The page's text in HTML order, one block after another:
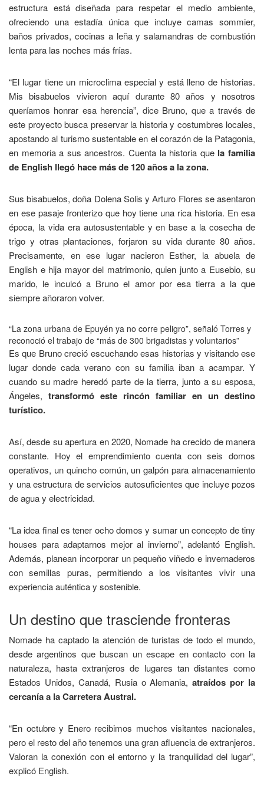
estructura está diseñada para respetar el medio ambiente,
ofreciendo una estadía única que incluye camas sommier,
baños privados, cocinas a leña y salamandras de combustión
lenta para las noches más frías.
“El lugar tiene un microclima especial y está lleno de historias.
Mis bisabuelos vivieron aquí durante 80 años y nosotros
queríamos honrar esa herencia”, dice Bruno, que a través de
este proyecto busca preservar la historia y costumbres locales,
apostando al turismo sustentable en el corazón de la Patagonia,
en memoria a sus ancestros. Cuenta la historia que la familia
de English llegó hace más de 120 años a la zona.
Sus bisabuelos, doña Dolena Solis y Arturo Flores se asentaron
en ese pasaje fronterizo que hoy tiene una rica historia. En esa
época, la vida era autosustentable y en base a la cosecha de
trigo y otras plantaciones, forjaron su vida durante 80 años.
Precisamente, en ese lugar nacieron Esther, la abuela de
English e hija mayor del matrimonio, quien junto a Eusebio, su
marido, le inculcó a Bruno el amor por esa tierra a la que
siempre añoraron volver.
“La zona urbana de Epuyén ya no corre peligro”, señaló Torres y
reconoció el trabajo de “más de 300 brigadistas y voluntarios”
Es que Bruno creció escuchando esas historias y visitando ese
lugar donde cada verano con su familia iban a acampar. Y
cuando su madre heredó parte de la tierra, junto a su esposa,
Ángeles, transformó este rincón familiar en un destino
turístico.
Así, desde su apertura en 2020, Nomade ha crecido de manera
constante. Hoy el emprendimiento cuenta con seis domos
operativos, un quincho común, un galpón para almacenamiento
y una estructura de servicios autosuficientes que incluye pozos
de agua y electricidad.
“La idea final es tener ocho domos y sumar un concepto de tiny
houses para adaptarnos mejor al invierno”, adelantó English.
Además, planean incorporar un pequeño viñedo e invernaderos
con semillas puras, permitiendo a los visitantes vivir una
experiencia auténtica y sostenible.
Un destino que trasciende fronteras
Nomade ha captado la atención de turistas de todo el mundo,
desde argentinos que buscan un escape en contacto con la
naturaleza, hasta extranjeros de lugares tan distantes como
Estados Unidos, Canadá, Rusia o Alemania,atraídos por la
cercanía a la Carretera Austral.
“En octubre y Enero recibimos muchos visitantes nacionales,
pero el resto del año tenemos una gran afluencia de extranjeros.
Valoran la conexión con el entorno y la tranquilidad del lugar”,
explicó English.